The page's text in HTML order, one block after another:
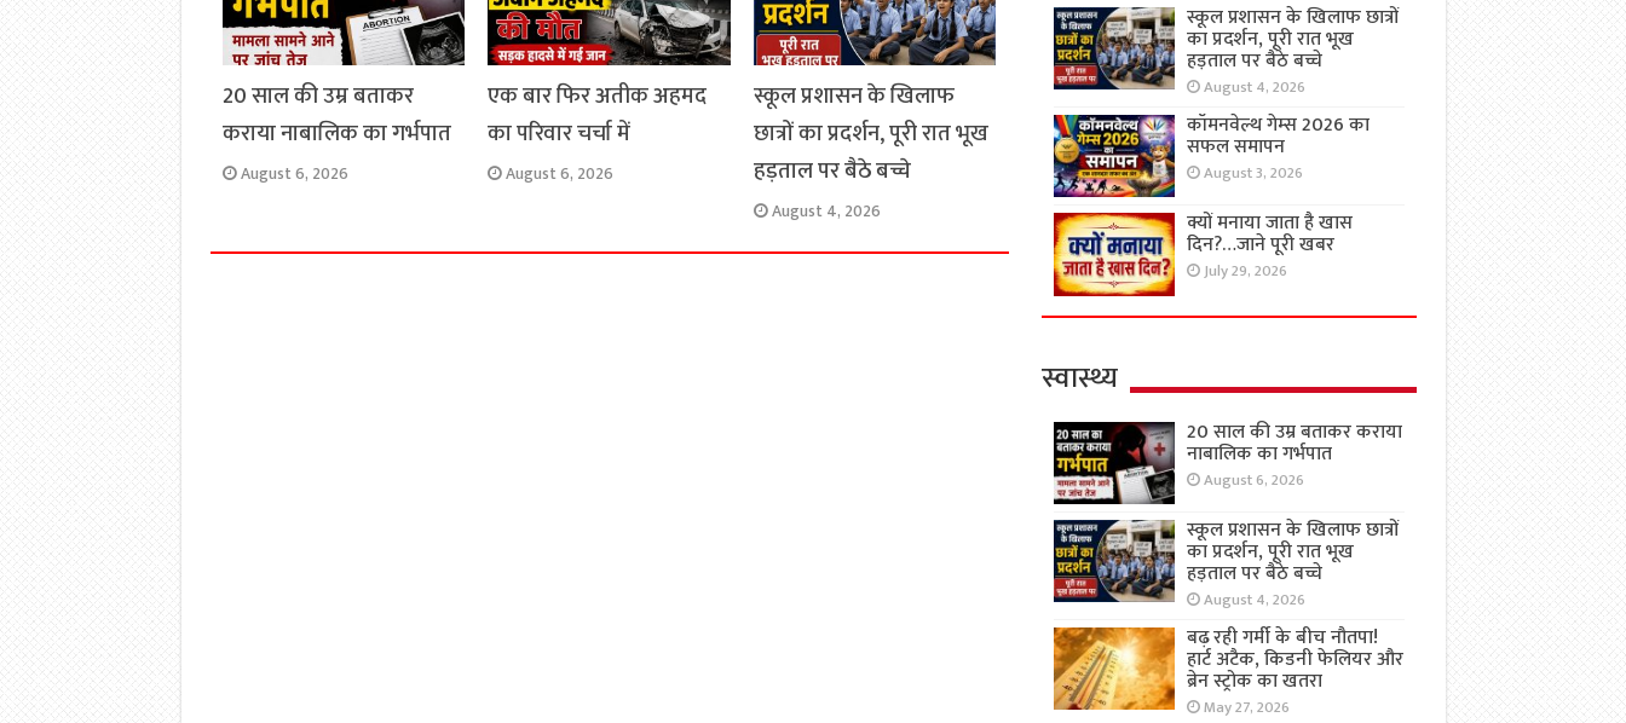
20 साल की उम्र बताकर
कराया नाबालिक का गर्भपात
August 6, 2026
एक बार फिर अतीक अहमद
का परिवार चर्चा में
August 6, 2026
स्कूल प्रशासन के खिलाफ
छात्रों का प्रदर्शन, पूरी रात भूख
हड़ताल पर बैठे बच्चे
August 4, 2026
स्कूल प्रशासन के खिलाफ छात्रों
का प्रदर्शन, पूरी रात भूख
हड़ताल पर बैठे बच्चे
August 4, 2026
कॉमनवेल्थ गेम्स 2026 का
सफल समापन
August 3, 2026
क्यों मनाया जाता है खास
दिन?…जाने पूरी खबर
July 29, 2026
स्वास्थ्य
20 साल की उम्र बताकर कराया
नाबालिक का गर्भपात
August 6, 2026
स्कूल प्रशासन के खिलाफ छात्रों
का प्रदर्शन, पूरी रात भूख
हड़ताल पर बैठे बच्चे
August 4, 2026
बढ़ रही गर्मी के बीच नौतपा!
हार्ट अटैक, किडनी फेलियर और
ब्रेन स्ट्रोक का खतरा
May 27, 2026